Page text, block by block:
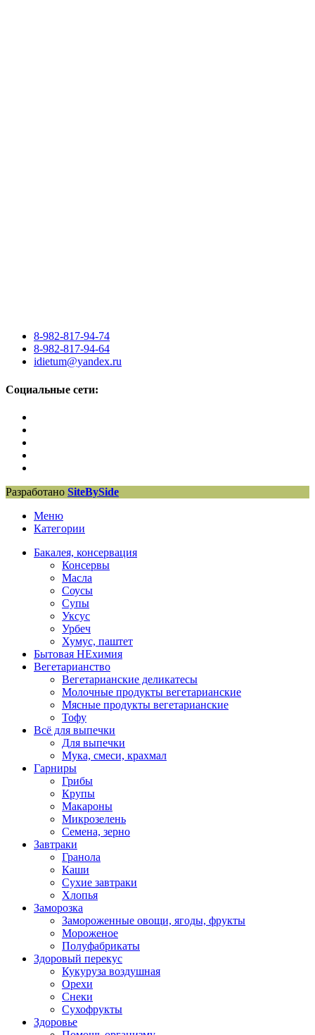
8-982-817-94-74
8-982-817-94-64
idietum@yandex.ru
Социальные сети:
Разработано SiteBySide
Меню
Категории
Бакалея, консервация
Консервы
Масла
Соусы
Супы
Уксус
Урбеч
Хумус, паштет
Бытовая НЕхимия
Вегетарианство
Вегетарианские деликатесы
Молочные продукты вегетарианские
Мясные продукты вегетарианские
Тофу
Всё для выпечки
Для выпечки
Мука, смеси, крахмал
Гарниры
Грибы
Крупы
Макароны
Микрозелень
Семена, зерно
Завтраки
Гранола
Каши
Сухие завтраки
Хлопья
Заморозка
Замороженные овощи, ягоды, фрукты
Мороженое
Полуфабрикаты
Здоровый перекус
Кукуруза воздушная
Орехи
Снеки
Сухофрукты
Здоровье